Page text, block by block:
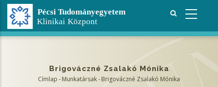
Ugrás
tartalomra
Brigováczné Zsalakó Mónika
Címlap -Munkatársak-Brigováczné Zsalakó Mónika